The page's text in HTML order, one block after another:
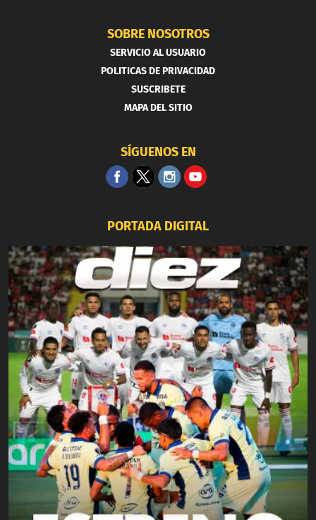
SOBRE NOSOTROS
SERVICIO AL USUARIO
POLITICAS DE PRIVACIDAD
SUSCRIBETE
MAPA DEL SITIO
SÍGUENOS EN
PORTADA DIGITAL